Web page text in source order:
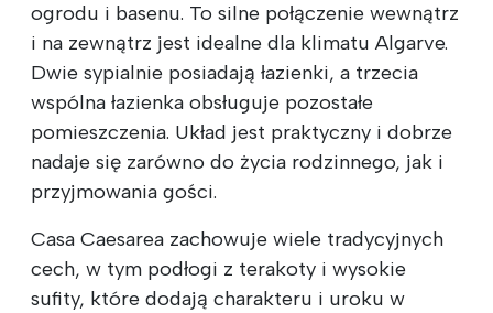
ogrodu i basenu. To silne połączenie wewnątrz
i na zewnątrz jest idealne dla klimatu Algarve.
Dwie sypialnie posiadają łazienki, a trzecia
wspólna łazienka obsługuje pozostałe
pomieszczenia. Układ jest praktyczny i dobrze
nadaje się zarówno do życia rodzinnego, jak i
przyjmowania gości.
Casa Caesarea zachowuje wiele tradycyjnych
cech, w tym podłogi z terakoty i wysokie
sufity, które dodają charakteru i uroku w